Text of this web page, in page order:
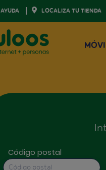
AYUDA LOCALIZA TU TIENDA
Código postal